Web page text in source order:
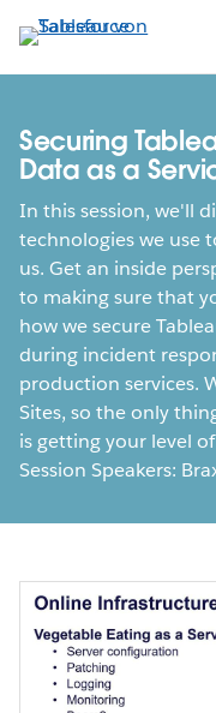
Direkt
zum
Inhalt
Securing
Data as a
In this session, we'll
technologies we use
us. Get an inside
to making sure that
how we secure
during incident
production services.
Sites, so the only
is getting your level
Session Speakers: